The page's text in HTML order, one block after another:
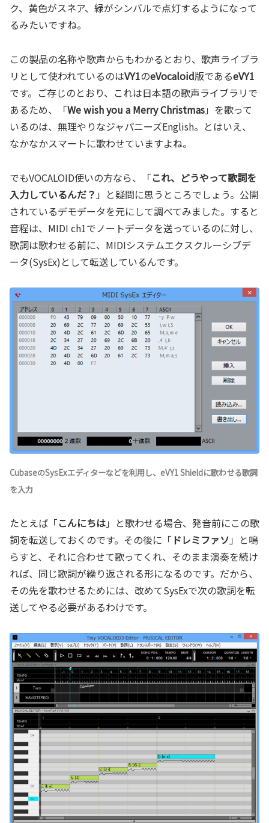
ク、黄色がスネア、緑がシンバルで点灯するようになって
るみたいですね。
この製品の名称や歌声からもわかるとおり、歌声ライブラ
リとして使われているのはVY1のeVocaloid版であるeVY1
です。ご存じのとおり、これは日本語の歌声ライブラリで
あるため、「We wish you a Merry Christmas」を歌って
いるのは、無理やりなジャパニーズEnglish。とはいえ、
なかなかスマートに歌わせていますよね。
でもVOCALOID使いの方なら、「これ、どうやって歌詞を
入力しているんだ？ 」と疑問に思うところでしょう。公開
されているデモデータを元にして調べてみました。すると
音程は、MIDI ch1でノートデータを送っているのに対し、
歌詞は歌わせる前に、MIDIシステムエクスクルーシブデ
ータ(SysEx)として転送しているんです。
CubaseのSysExエディターなどを利用し、eVY1 Shieldに歌わせる歌詞
を入力
たとえば「こんにちは」と歌わせる場合、発音前にこの歌
詞を転送しておくのです。その後に「 ドレミファソ 」と鳴
らすと、それに合わせて歌ってくれ、そのまま演奏を続け
れば、同じ歌詞が繰り返される形になるのです。だから、
その先を歌わせるためには、改めてSysExで次の歌詞を転
送してやる必要があるわけです。